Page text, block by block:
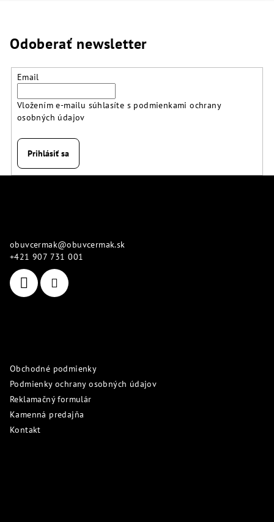
Odoberať newsletter
Email
Vložením e-mailu súhlasíte s podmienkami ochrany
osobných údajov
Prihlásiť sa
obuvcermak@obuvcermak.sk
+421 907 731 001
Obchodné podmienky
Podmienky ochrany osobných údajov
Reklamačný formulár
Kamenná predajňa
Kontakt